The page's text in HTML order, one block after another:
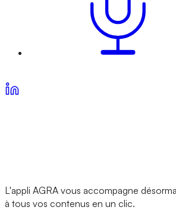
L'appli AGRA vous accompagne
à tous vos contenus en un clic.